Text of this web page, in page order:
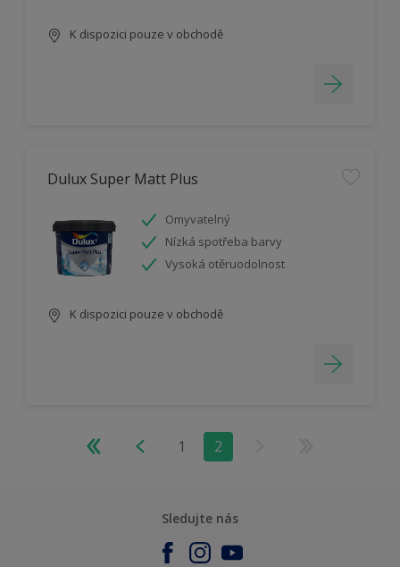
K dispozici pouze v obchodě
Dulux Super Matt Plus
Omyvatelný
Nízká spotřeba barvy
Vysoká otěruodolnost
K dispozici pouze v obchodě
1 2
Sledujte nás